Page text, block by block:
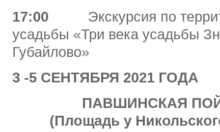
17:00 Экскурсия по
усадьбы «Три века усадьбы
Губайлово»
3 -5 СЕНТЯБРЯ 2021 ГОДА
ПАВШИНСКАЯ
(Площадь у